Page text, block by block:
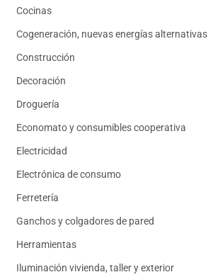
Cocinas
Cogeneración, nuevas energías alternativas
Construcción
Decoración
Droguería
Economato y consumibles cooperativa
Electricidad
Electrónica de consumo
Ferretería
Ganchos y colgadores de pared
Herramientas
Iluminación vivienda, taller y exterior